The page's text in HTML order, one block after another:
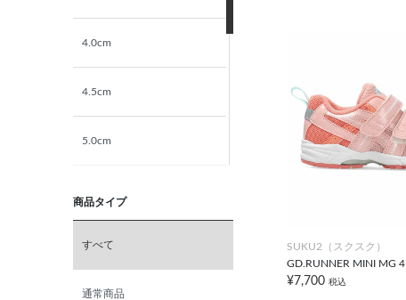
4.0cm
4.5cm
5.0cm
6.0cm
6.5cm
商品タイプ
すべて
通常商品
SUKU2（スクスク）
GD.RUNNER MINI MG 4
¥7,700 税込